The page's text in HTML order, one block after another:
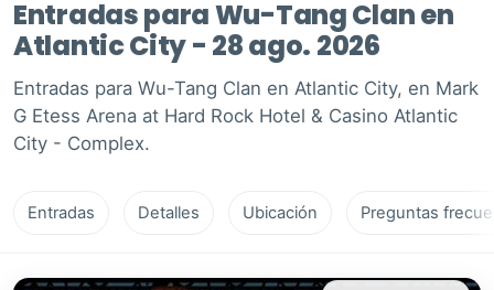
Entradas para Wu-Tang Clan en
Atlantic City - 28 ago. 2026
Entradas para Wu-Tang Clan en Atlantic City, en Mark
G Etess Arena at Hard Rock Hotel & Casino Atlantic
City - Complex.
Entradas Detalles Ubicación Preguntas